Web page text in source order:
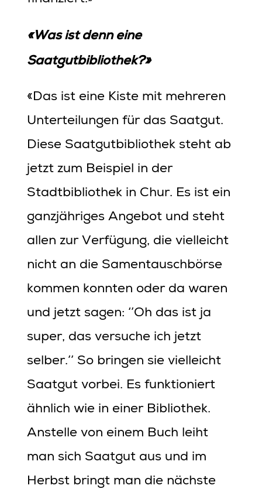
«Was ist denn eine
Saatgutbibliothek?»
«Das ist eine Kiste mit mehreren
Unterteilungen für das Saatgut.
Diese Saatgutbibliothek steht ab
jetzt zum Beispiel in der
Stadtbibliothek in Chur. Es ist ein
ganzjähriges Angebot und steht
allen zur Verfügung, die vielleicht
nicht an die Samentauschbörse
kommen konnten oder da waren
und jetzt sagen: ‘’Oh das ist ja
super, das versuche ich jetzt
selber.’’ So bringen sie vielleicht
Saatgut vorbei. Es funktioniert
ähnlich wie in einer Bibliothek.
Anstelle von einem Buch leiht
man sich Saatgut aus und im
Herbst bringt man die nächste